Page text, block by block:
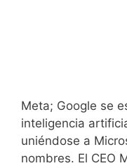
Meta; Google se
inteligencia
uniéndose a
nombres. El CEO